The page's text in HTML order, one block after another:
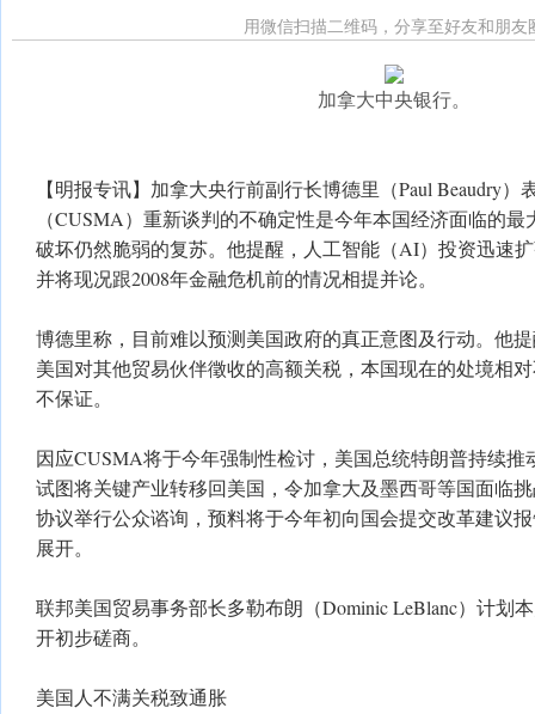
用微信扫描二维码，分享至好友和朋友
加拿大中央银行。
【明报专讯】加拿大央行前副行长博德里（Paul Beaudry
（CUSMA）重新谈判的不确定性是今年本国经济面临的
破坏仍然脆弱的复苏。他提醒，人工智能（AI）投资迅速
并将现况跟2008年金融危机前的情况相提并论。
博德里称，目前难以预测美国政府的真正意图及行动。他
美国对其他贸易伙伴徵收的高额关税，本国现在的处境相
不保证。
因应CUSMA将于今年强制性检讨，美国总统特朗普持续推
试图将关键产业转移回美国，令加拿大及墨西哥等国面临
协议举行公众谘询，预料将于今年初向国会提交改革建议
展开。
联邦美国贸易事务部长多勒布朗（Dominic LeBlanc）计划
开初步磋商。
美国人不满关税致通胀